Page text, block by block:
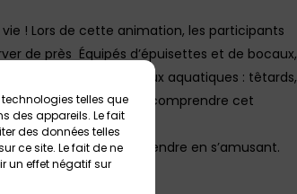
technologies telles que
des appareils. Le fait
des données telles
ce site. Le fait de ne
un effet négatif sur
! Lors de cette animation, les participants
de près Équipés d’épuisettes et de bocaux,
différents animaux aquatiques : têtards,
idéale de mieux comprendre cet
la curiosité et apprendre en s’amusant.